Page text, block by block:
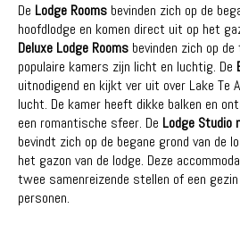
De Lodge Rooms bevinden zich op de
hoofdlodge en komen direct uit op het
Deluxe Lodge Rooms bevinden zich op
populaire kamers zijn licht en luchtig. De
uitnodigend en kijkt ver uit over Lake Te
lucht. De kamer heeft dikke balken en
een romantische sfeer. De Lodge Studio
bevindt zich op de begane grond van de
het gazon van de lodge. Deze
twee samenreizende stellen of een
personen.